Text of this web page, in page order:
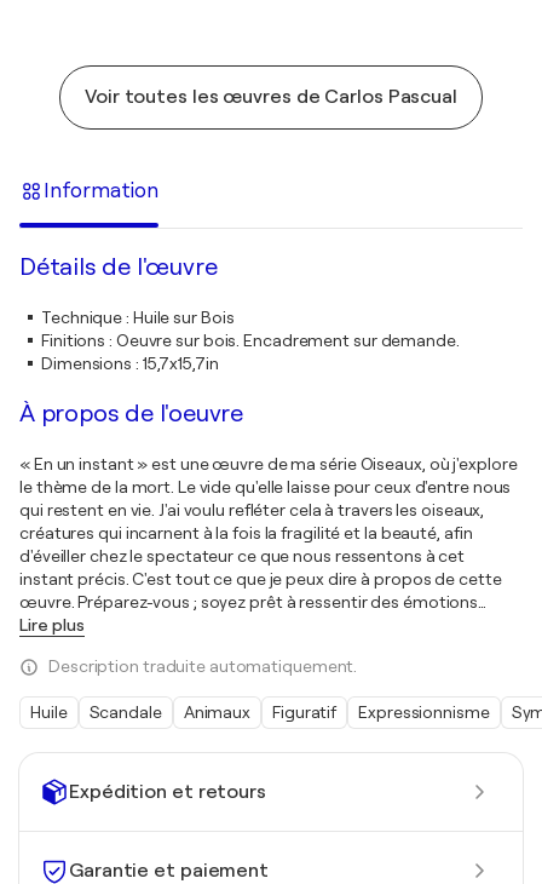
Expédition et retours
Garantie et paiement
Voir toutes les œuvres de Carlos Pascual
Information
Détails de l'œuvre
Technique: Huile sur Bois
Finitions : Oeuvre sur bois. Encadrement sur demande.
Dimensions : 15,7x15,7in
À propos de l'oeuvre
« En un instant » est une œuvre de ma série Oiseaux, où j'explore
le thème de la mort. Le vide qu'elle laisse pour ceux d'entre nous
qui restent en vie. J'ai voulu refléter cela à travers les oiseaux,
créatures qui incarnent à la fois la fragilité et la beauté, afin
d'éveiller chez le spectateur ce que nous ressentons à cet
instant précis. C'est tout ce que je peux dire à propos de cette
œuvre. Préparez-vous ; soyez prêt à ressentir des émotions…
Lire plus
Description traduite automatiquement.
Huile Scandale Animaux Figuratif Expressionnisme